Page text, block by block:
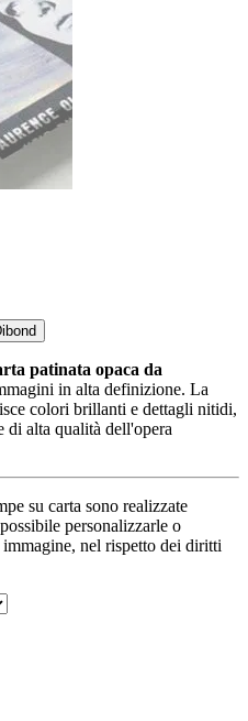
patinata opaca da
in alta definizione. La
colori brillanti e dettagli nitidi,
di alta qualità dell'opera
su carta sono realizzate
personalizzarle o
nel rispetto dei diritti